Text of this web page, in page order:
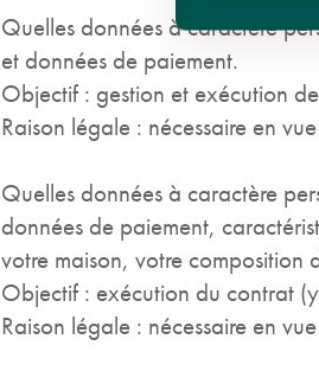
Quelles données à caractère
et données de paiement.
Objectif : gestion et exécution
Raison légale : nécessaire en
Quelles données à caractère
données de paiement,
votre maison, votre composition
Objectif : exécution du contrat
Raison légale : nécessaire en